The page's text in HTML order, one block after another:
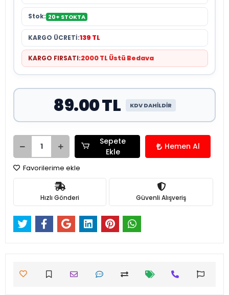
Stok: 20+ STOKTA
KARGO ÜCRETİ:139 TL
KARGO FIRSATI:2000 TL Üstü Bedava
89.00 TL KDV DAHİLDİR
Sepete
Ekle
Hemen Al
Favorilerime ekle
Hızlı Gönderi Güvenli Alışveriş